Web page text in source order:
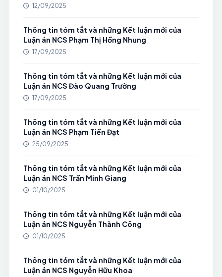
12/09/2025
Thông tin tóm tắt và những Kết luận mới của
Luận án NCS Phạm Thị Hồng Nhung
17/09/2025
Thông tin tóm tắt và những Kết luận mới của
Luận án NCS Đào Quang Trường
17/09/2025
Thông tin tóm tắt và những Kết luận mới của
Luận án NCS Phạm Tiến Đạt
25/09/2025
Thông tin tóm tắt và những Kết luận mới của
Luận án NCS Trần Minh Giang
01/10/2025
Thông tin tóm tắt và những Kết luận mới của
Luận án NCS Nguyễn Thành Công
01/10/2025
Thông tin tóm tắt và những Kết luận mới của
Luận án NCS Nguyễn Hữu Khoa